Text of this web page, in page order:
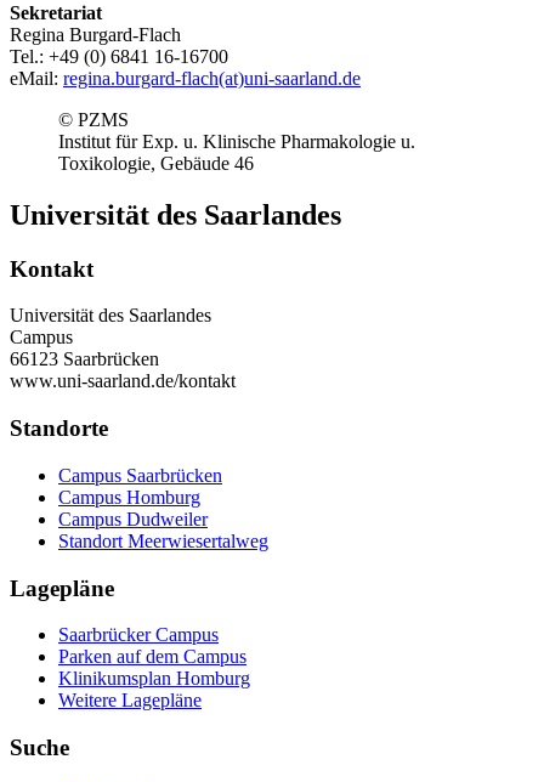
Sekretariat
Regina Burgard-Flach
Tel.: +49 (0) 6841 16-16700
eMail: regina.burgard-flach(at)uni-saarland.de
© PZMS
Institut für Exp. u. Klinische Pharmakologie u.
Toxikologie, Gebäude 46
Universität des Saarlandes
Kontakt
Universität des Saarlandes
Campus
66123 Saarbrücken
www.uni-saarland.de/kontakt
Standorte
Campus Saarbrücken
Campus Homburg
Campus Dudweiler
Standort Meerwiesertalweg
Lagepläne
Saarbrücker Campus
Parken auf dem Campus
Klinikumsplan Homburg
Weitere Lagepläne
Suche